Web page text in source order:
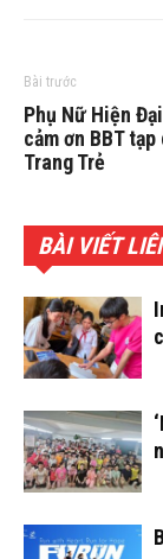
Bài trước
Phụ Nữ Hiện
cảm ơn BBT
Trang Trẻ
BÀI VIẾT